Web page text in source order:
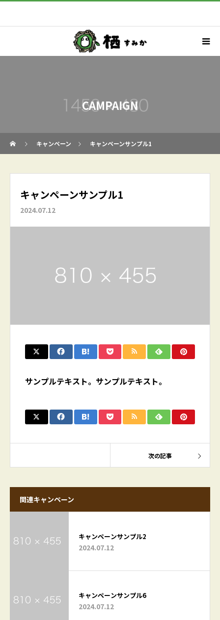
CAMPAIGN
キャンペーン キャンペーンサンプル1
キャンペーンサンプル1
2024.07.12
サンプルテキスト。サンプルテキスト。
次の記事
関連キャンペーン
キャンペーンサンプル2
2024.07.12
キャンペーンサンプル6
2024.07.12